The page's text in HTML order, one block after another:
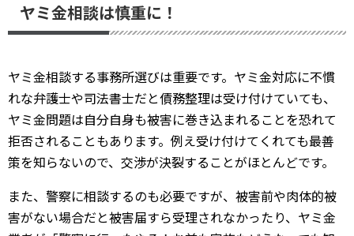
ヤミ金相談は慎重に！
ヤミ金相談する事務所選びは重要です。ヤミ金対応に不慣
れな弁護士や司法書士だと債務整理は受け付けていても、
ヤミ金問題は自分自身も被害に巻き込まれることを恐れて
拒否されることもあります。例え受け付けてくれても最善
策を知らないので、交渉が決裂することがほとんどです。
また、警察に相談するのも必要ですが、被害前や肉体的被
害がない場合だと被害届すら受理されなかったり、ヤミ金